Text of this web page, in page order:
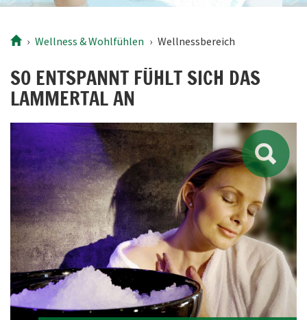
Wellness &Wohlfühlen Wellnessbereich
SO ENTSPANNT FÜHLT SICH DAS
LAMMERTAL AN